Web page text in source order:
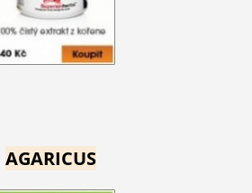
AGARICUS